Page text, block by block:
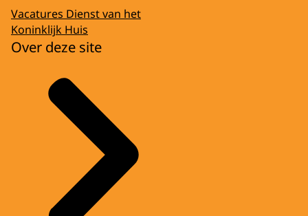
Vacatures Dienst van het
Koninklijk Huis
Over deze site